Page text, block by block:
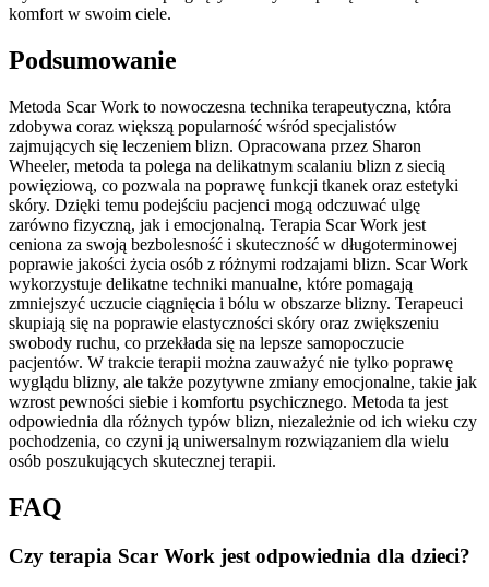
komfort w swoim ciele.
Podsumowanie
Metoda Scar Work to nowoczesna technika terapeutyczna, która
zdobywa coraz większą popularność wśród specjalistów
zajmujących się leczeniem blizn. Opracowana przez Sharon
Wheeler, metoda ta polega na delikatnym scalaniu blizn z siecią
powięziową, co pozwala na poprawę funkcji tkanek oraz estetyki
skóry. Dzięki temu podejściu pacjenci mogą odczuwać ulgę
zarówno fizyczną, jak i emocjonalną. Terapia Scar Work jest
ceniona za swoją bezbolesność i skuteczność w długoterminowej
poprawie jakości życia osób z różnymi rodzajami blizn. Scar Work
wykorzystuje delikatne techniki manualne, które pomagają
zmniejszyć uczucie ciągnięcia i bólu w obszarze blizny. Terapeuci
skupiają się na poprawie elastyczności skóry oraz zwiększeniu
swobody ruchu, co przekłada się na lepsze samopoczucie
pacjentów. W trakcie terapii można zauważyć nie tylko poprawę
wyglądu blizny, ale także pozytywne zmiany emocjonalne, takie jak
wzrost pewności siebie i komfortu psychicznego. Metoda ta jest
odpowiednia dla różnych typów blizn, niezależnie od ich wieku czy
pochodzenia, co czyni ją uniwersalnym rozwiązaniem dla wielu
osób poszukujących skutecznej terapii.
FAQ
Czy terapia Scar Work jest odpowiednia dla dzieci?